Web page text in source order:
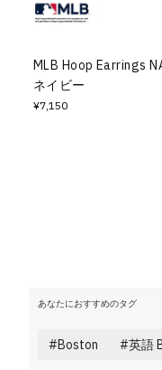
MLB Hoop Earrings
ネイビー
¥7,150
あなたにおすすめのタグ
Boston 英語